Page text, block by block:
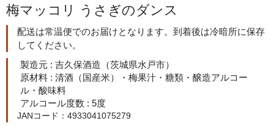
梅マッコリ うさぎのダンス
配送は常温便でのお届けとなります。到着後は冷暗所に保存
してください。
製造元 : 吉久保酒造（茨城県水戸市）
原材料 : 清酒（国産米）・梅果汁・糖類・醸造アルコー
ル・酸味料
アルコール度数 : 5度
JANコード：4933041075279